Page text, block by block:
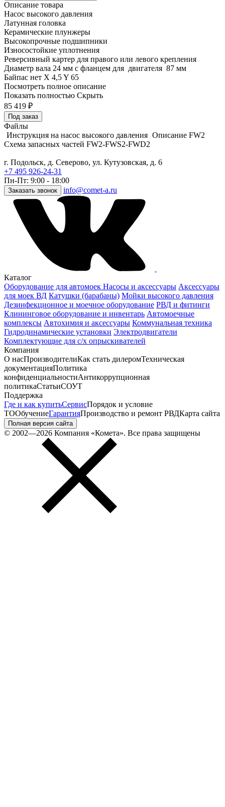
Описание товара
Насос высокого давления
Латунная головка
Керамические плунжеры
Высокопрочные подшипники
Износостойкие уплотнения
Реверсивный картер для правого или левого крепления
Диаметр вала 24 мм с фланцем для двигателя 87 мм
Байпас нет X 4,5 Y 65
Посмотреть полное описание
Показать полностью Скрыть
85 419 ₽
Под заказ
Файлы
Инструкция на насос высокого давления Описание FW2
Схема запасных частей FW2-FWS2-FWD2
г. Подольск, д. Северово, ул. Кутузовская, д. 6
+7 495 926-24-31
Пн-Пт: 9:00 - 18:00
Заказать звонок info@comet-a.ru
Каталог
Оборудование для автомоек Насосы и аксессуары Аксессуары
для моек ВД Катушки (барабаны) Мойки высокого давления
Дезинфекционное и моечное оборудование РВД и фитинги
Клининговое оборудование и инвентарь Автомоечные
комплексы Автохимия и аксессуары Коммунальная техника
Гидродинамические установки Электродвигатели
Комплектующие для с/х опрыскивателей
Компания
О насПроизводителиКак стать дилеромТехническая
документацияПолитика
конфиденциальностиАнтикоррупционная
политикаСтатьиСОУТ
Поддержка
Где и как купитьСервисПорядок и условие
ТООбучениеГарантияПроизводство и ремонт РВДКарта сайта
Полная версия сайта
© 2002—2026 Компания «Комета». Все права защищены